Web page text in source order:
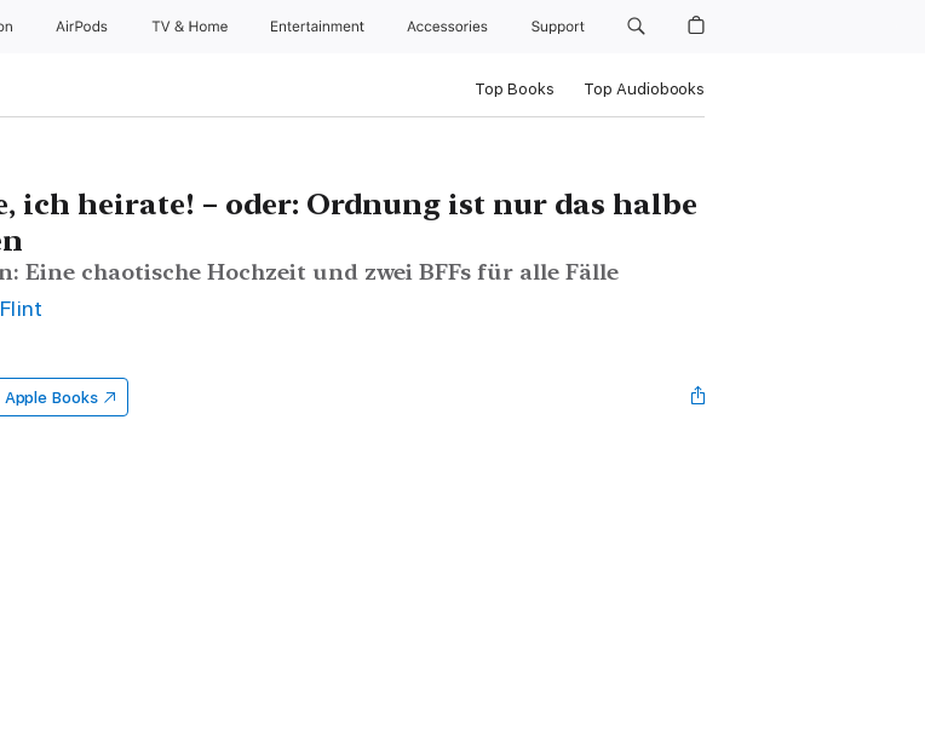
AirPods TV & Home Entertainment Accessories Support
Top Books Top Audiobooks
ich heirate! – oder: Ordnung ist nur das halbe
Eine chaotische Hochzeit und zwei BFFs für alle Fälle
Apple Books